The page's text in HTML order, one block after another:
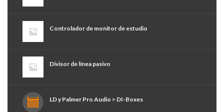
Controlador de monitor de estudio
Divisor de línea pasivo
LD y Palmer Pro Audio > DI-Boxes